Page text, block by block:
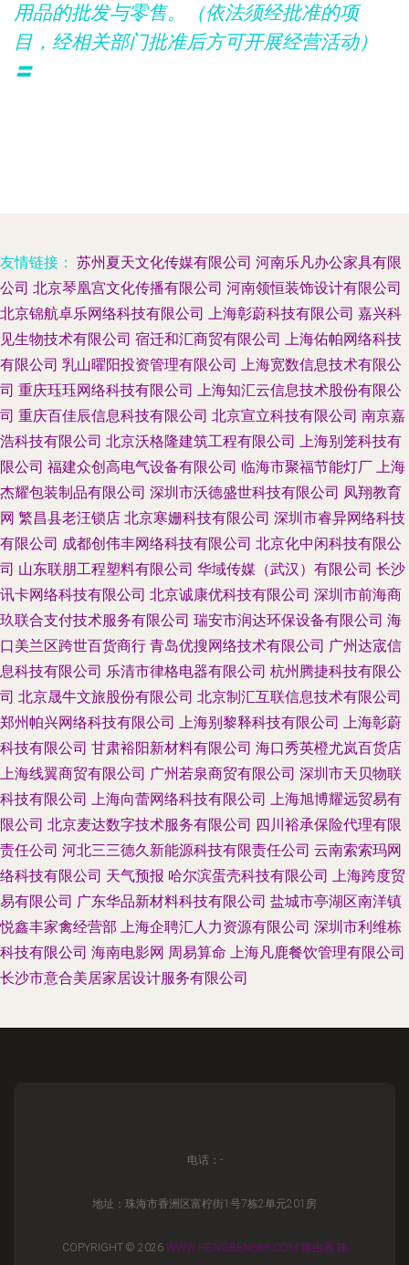
用品的批发与零售。（依法须经批准的项
目，经相关部门批准后方可开展经营活动）
〓
友情链接： 苏州夏天文化传媒有限公司 河南乐凡办公家具有限
公司 北京琴凰宫文化传播有限公司 河南领恒装饰设计有限公司
北京锦航卓乐网络科技有限公司 上海彰蔚科技有限公司 嘉兴科
见生物技术有限公司 宿迁和汇商贸有限公司 上海佑帕网络科技
有限公司 乳山曜阳投资管理有限公司 上海宽数信息技术有限公
司 重庆珏珏网络科技有限公司 上海知汇云信息技术股份有限公
司 重庆百佳辰信息科技有限公司 北京宣立科技有限公司 南京嘉
浩科技有限公司 北京沃格隆建筑工程有限公司 上海别笼科技有
限公司 福建众创高电气设备有限公司 临海市聚福节能灯厂 上海
杰耀包装制品有限公司 深圳市沃德盛世科技有限公司 凤翔教育
网 繁昌县老汪锁店 北京寒姗科技有限公司 深圳市睿异网络科技
有限公司 成都创伟丰网络科技有限公司 北京化中闲科技有限公
司 山东联朋工程塑料有限公司 华域传媒（武汉）有限公司 长沙
讯卡网络科技有限公司 北京诚康优科技有限公司 深圳市前海商
玖联合支付技术服务有限公司 瑞安市润达环保设备有限公司 海
口美兰区跨世百货商行 青岛优搜网络技术有限公司 广州达宬信
息科技有限公司 乐清市律格电器有限公司 杭州腾捷科技有限公
司 北京晟牛文旅股份有限公司 北京制汇互联信息技术有限公司
郑州帕兴网络科技有限公司 上海别黎释科技有限公司 上海彰蔚
科技有限公司 甘肃裕阳新材料有限公司 海口秀英橙尤岚百货店
上海线翼商贸有限公司 广州若泉商贸有限公司 深圳市天贝物联
科技有限公司 上海向蕾网络科技有限公司 上海旭博耀远贸易有
限公司 北京麦达数字技术服务有限公司 四川裕承保险代理有限
责任公司 河北三三德久新能源科技有限责任公司 云南索索玛网
络科技有限公司 天气预报 哈尔滨蛋壳科技有限公司 上海跨度贸
易有限公司 广东华品新材料科技有限公司 盐城市亭湖区南洋镇
悦鑫丰家禽经营部 上海企聘汇人力资源有限公司 深圳市利维栋
科技有限公司 海南电影网 周易算命 上海凡鹿餐饮管理有限公司
长沙市意合美居家居设计服务有限公司
电话：-
地址：珠海市香洲区富柠街1号7栋2单元201房
COPYRIGHT © 2026 WWW.HENGREN666.COM 路由器 珠